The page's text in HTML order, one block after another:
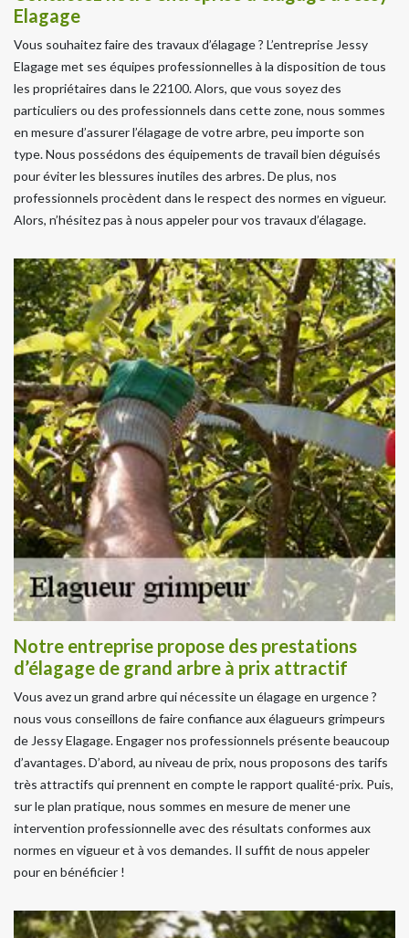
Elagage
Vous souhaitez faire des travaux d’élagage ? L’entreprise Jessy
Elagage met ses équipes professionnelles à la disposition de tous
les propriétaires dans le 22100. Alors, que vous soyez des
particuliers ou des professionnels dans cette zone, nous sommes
en mesure d’assurer l’élagage de votre arbre, peu importe son
type. Nous possédons des équipements de travail bien déguisés
pour éviter les blessures inutiles des arbres. De plus, nos
professionnels procèdent dans le respect des normes en vigueur.
Alors, n’hésitez pas à nous appeler pour vos travaux d’élagage.
Notre entreprise propose des prestations
d’élagage de grand arbre à prix attractif
Vous avez un grand arbre qui nécessite un élagage en urgence ?
nous vous conseillons de faire confiance aux élagueurs grimpeurs
de Jessy Elagage. Engager nos professionnels présente beaucoup
d’avantages. D’abord, au niveau de prix, nous proposons des tarifs
très attractifs qui prennent en compte le rapport qualité-prix. Puis,
sur le plan pratique, nous sommes en mesure de mener une
intervention professionnelle avec des résultats conformes aux
normes en vigueur et à vos demandes. Il suffit de nous appeler
pour en bénéficier !